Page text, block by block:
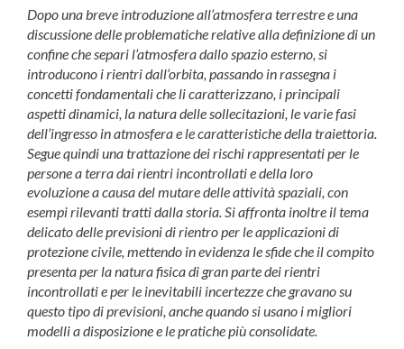
Dopo una breve introduzione all’atmosfera terrestre e una
discussione delle problematiche relative alla definizione di un
confine che separi l’atmosfera dallo spazio esterno, si
introducono i rientri dall’orbita, passando in rassegna i
concetti fondamentali che li caratterizzano, i principali
aspetti dinamici, la natura delle sollecitazioni, le varie fasi
dell’ingresso in atmosfera e le caratteristiche della traiettoria.
Segue quindi una trattazione dei rischi rappresentati per le
persone a terra dai rientri incontrollati e della loro
evoluzione a causa del mutare delle attività spaziali, con
esempi rilevanti tratti dalla storia. Si affronta inoltre il tema
delicato delle previsioni di rientro per le applicazioni di
protezione civile, mettendo in evidenza le sfide che il compito
presenta per la natura fisica di gran parte dei rientri
incontrollati e per le inevitabili incertezze che gravano su
questo tipo di previsioni, anche quando si usano i migliori
modelli a disposizione e le pratiche più consolidate.